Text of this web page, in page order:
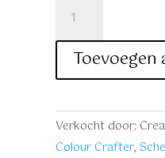
Colour
Crafter
1064
lila
aantal
Toevoegen
Verkocht door:
Colour Crafter,